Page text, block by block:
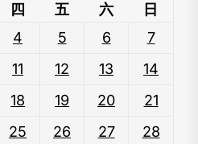
四 五 六
日
4 5 6
7
11 12 13
14
18 19 20
21
25 26 27
28